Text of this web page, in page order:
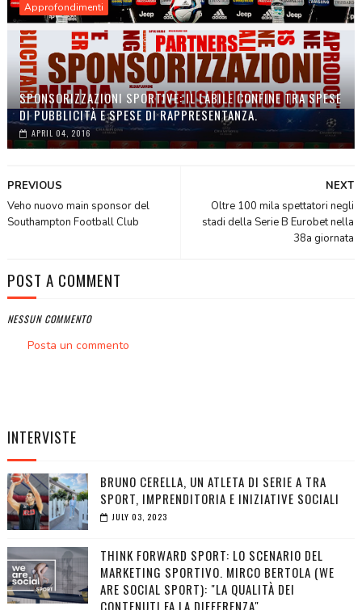
Approfondimenti
SPONSORIZZAZIONI SPORTIVE: IL LABILE CONFINE TRA SPESE
DI PUBBLICITÀ E SPESE DI RAPPRESENTANZA.
APRIL 04, 2016
NEXT
Oltre 100 mila spettatori negli
stadi della Serie B Eurobet nella
38a giornata
PREVIOUS
Veho nuovo main sponsor del
Southampton Football Club
POST A COMMENT
NESSUN COMMENTO
Posta un commento
INTERVISTE
BRUNO CERELLA, UN ATLETA DI SERIE A TRA
SPORT, IMPRENDITORIA E INIZIATIVE SOCIALI
JULY 03, 2023
THINK FORWARD SPORT: LO SCENARIO DEL
MARKETING SPORTIVO. MIRCO BERTOLA (WE
ARE SOCIAL SPORT): "LA QUALITÀ DEI
CONTENUTI FA LA DIFFERENZA"